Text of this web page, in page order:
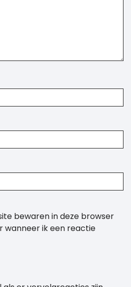
bewaren in deze browser
wanneer ik een reactie